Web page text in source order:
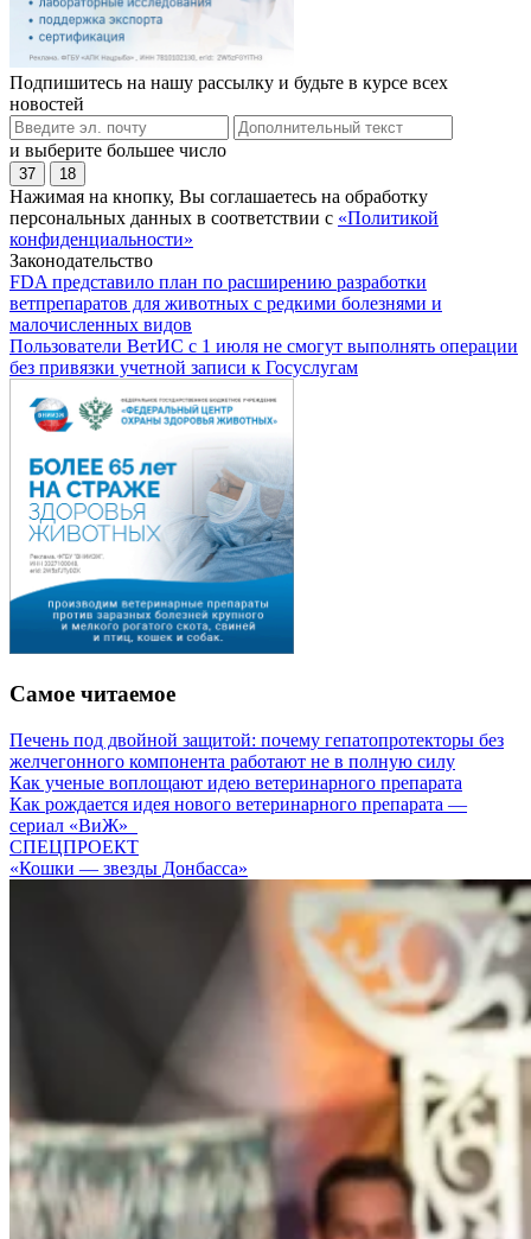
Подпишитесь на нашу рассылку и будьте в курсе всех
новостей
и выберите большее число
37 18
Нажимая на кнопку, Вы соглашаетесь на обработку
персональных данных в соответствии с «Политикой
конфиденциальности»
Законодательство
FDA представило план по расширению разработки
ветпрепаратов для животных с редкими болезнями и
малочисленных видов
Пользователи ВетИС с 1 июля не смогут выполнять операции
без привязки учетной записи к Госуслугам
Самое читаемое
Печень под двойной защитой: почему гепатопротекторы без
желчегонного компонента работают не в полную силу
Как ученые воплощают идею ветеринарного препарата
Как рождается идея нового ветеринарного препарата —
сериал «ВиЖ»
СПЕЦПРОЕКТ
«Кошки — звезды Донбасса»